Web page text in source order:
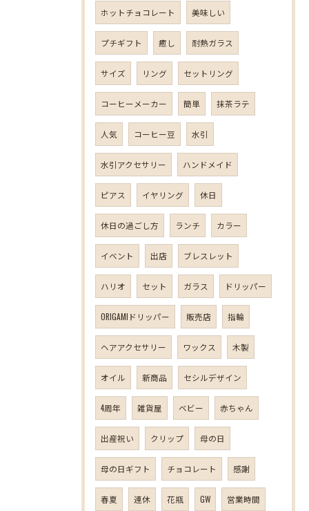
ホットチョコレート 美味しい
プチギフト 癒し 耐熱ガラス
サイズ リング セットリング
コーヒーメーカー 簡単 抹茶ラテ
人気 コーヒー豆 水引
水引アクセサリー ハンドメイド
ピアス イヤリング 休日
休日の過ごし方 ランチ カラー
イベント 出店 ブレスレット
ハリオ セット ガラス ドリッパー
ORIGAMIドリッパー 販売店 指輪
ヘアアクセサリー ワックス 木製
オイル 新商品 セシルデザイン
4周年 雑貨屋 ベビー 赤ちゃん
出産祝い クリップ 母の日
母の日ギフト チョコレート 感謝
春夏 連休 花瓶 GW 営業時間